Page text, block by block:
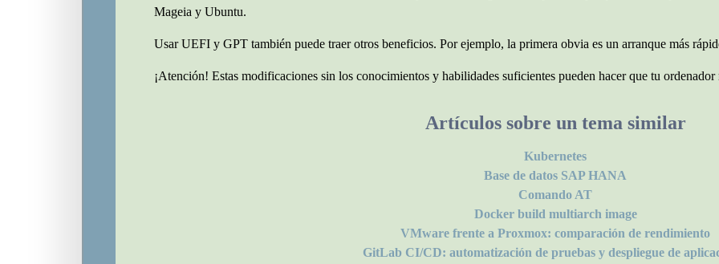
Mageia y Ubuntu.
Usar UEFI y GPT también puede traer otros beneficios. Por ejemplo, la primera obvia es un arranque más
¡Atención! Estas modificaciones sin los conocimientos y habilidades suficientes pueden hacer que tu ordenador
Artículos sobre un tema similar
Kubernetes
Base de datos SAP HANA
Comando AT
Docker build multiarch image
VMware frente a Proxmox: comparación de rendimiento
GitLab CI/CD: automatización de pruebas y despliegue de